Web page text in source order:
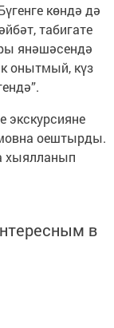
көндә дә
табигате
янәшәсендә
онытмый, күз
экскурсияне
оештырды.
хыялланып
в